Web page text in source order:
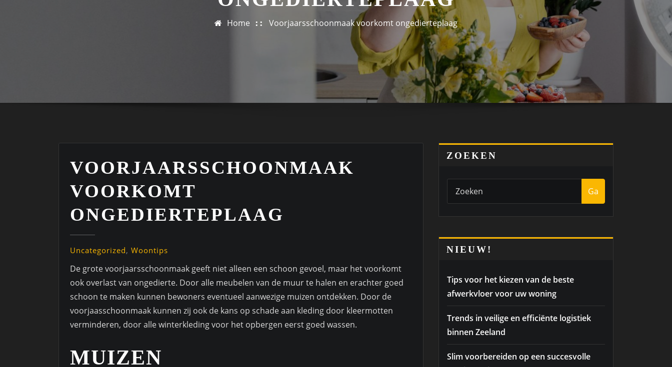
Home Voorjaarsschoonmaak voorkomt ongedierteplaag
VOORJAARSSCHOONMAAK
VOORKOMT
ONGEDIERTEPLAAG
Uncategorized, Woontips
De grote voorjaarsschoonmaak geeft niet alleen een schoon gevoel, maar het voorkomt
ook overlast van ongedierte. Door alle meubelen van de muur te halen en erachter goed
schoon te maken kunnen bewoners eventueel aanwezige muizen ontdekken. Door de
voorjaasschoonmaak kunnen zij ook de kans op schade aan kleding door kleermotten
verminderen, door alle winterkleding voor het opbergen eerst goed wassen.
MUIZEN
ZOEKEN
Ga
NIEUW!
Tips voor het kiezen van de beste
afwerkvloer voor uw woning
Trends in veilige en efficiënte logistiek
binnen Zeeland
Slim voorbereiden op een succesvolle